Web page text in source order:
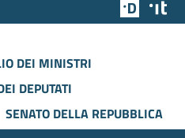
Team
DEI MINISTRI
DEPUTATI
SENATO DELLA REPUBBLICA